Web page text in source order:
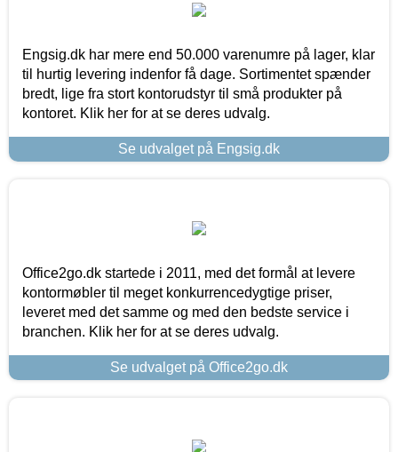
Engsig.dk har mere end 50.000 varenumre på lager, klar
til hurtig levering indenfor få dage. Sortimentet spænder
bredt, lige fra stort kontorudstyr til små produkter på
kontoret. Klik her for at se deres udvalg.
Se udvalget på Engsig.dk
Office2go.dk startede i 2011, med det formål at levere
kontormøbler til meget konkurrencedygtige priser,
leveret med det samme og med den bedste service i
branchen. Klik her for at se deres udvalg.
Se udvalget på Office2go.dk